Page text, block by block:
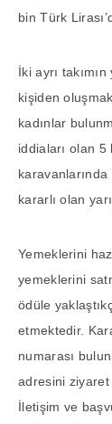
bin Türk
İki ayrı
kişiden
kadınlar
iddiaları olan 5
kararlı olan
Yemeklerini
yemeklerini
ödüle
etmektedir.
numarası
adresini
İletişim ve